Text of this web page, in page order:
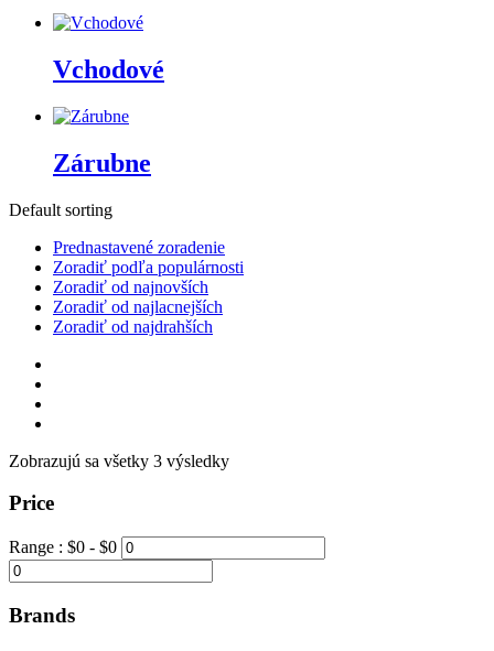
Vchodové
Zárubne
Default sorting
Prednastavené zoradenie
Zoradiť podľa populárnosti
Zoradiť od najnovších
Zoradiť od najlacnejších
Zoradiť od najdrahších
Zobrazujú sa všetky 3 výsledky
Price
Range : $0 - $0
Brands